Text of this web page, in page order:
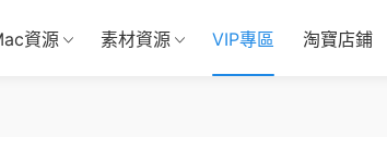
資源 素材資源 VIP專區 淘寶店鋪